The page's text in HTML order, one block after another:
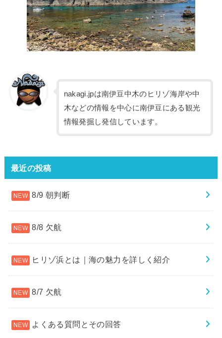
nakagi.jpは南伊豆中木のヒリゾ海岸や中
木などの情報を中心に南伊豆にある観光
情報発掘し発信しています。
最近の投稿
8/9 朝判断
8/8 欠航
ヒリゾ浜とは｜海の魅力を詳しく紹介
8/7 欠航
よくある質問とその回答